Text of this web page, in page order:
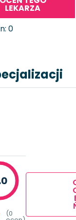
LEKARZA
0
(0